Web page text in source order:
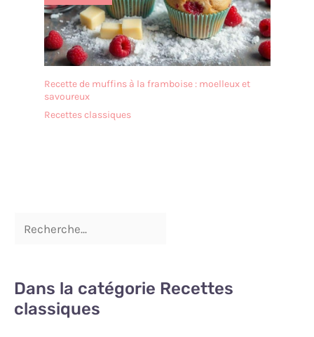
la doublure et de profiter du
dessert. Préparez une fête
impressionnante pour votre
famille et vos amis avec les
moules à cupcakes Bake
Choice
Recette de muffins à la framboise : moelleux et
savoureux
Recettes classiques
Dans la catégorie Recettes
classiques